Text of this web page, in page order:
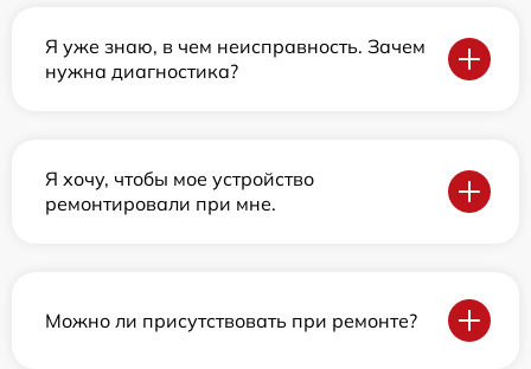
Я уже знаю, в чем неисправность. Зачем
нужна диагностика?
Я хочу, чтобы мое устройство
ремонтировали при мне.
Можно ли присутствовать при ремонте?